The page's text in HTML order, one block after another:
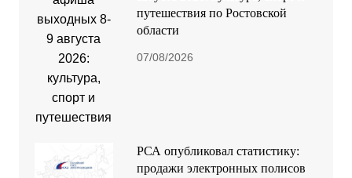
путешествия по Ростовской
области
07/08/2026
РСА опубликовал статистику:
продажи электронных полисов